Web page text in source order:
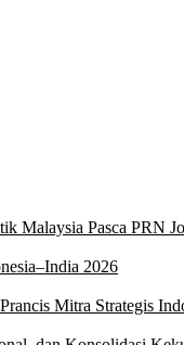
Malaysia Pasca PRN
2026
Mitra Strategis